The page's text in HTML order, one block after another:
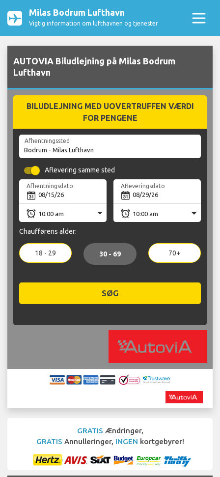
Milas Bodrum Lufthavn
Vigtig information om lufthavnen og tjenester
AUTOVIA Biludlejning på Milas Bodrum
Lufthavn
BILUDLEJNING MED UOVERTRUFFEN VÆRDI
FOR PENGENE
Afhentningssted
Aflevering samme sted
Afhentningsdato Afleveringsdato
Chaufførens alder:
18 - 29 30 - 69 70+
SØG
GRATIS Ændringer,
GRATIS Annulleringer, INGEN kortgebyrer!